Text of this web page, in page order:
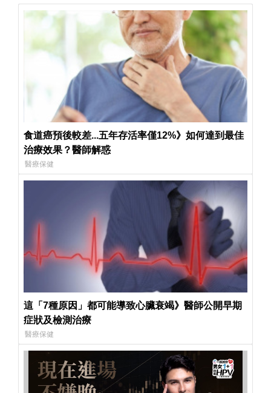
食道癌預後較差...五年存活率僅12%》如何達到最佳
治療效果？醫師解惑
醫療保健
這「7種原因」都可能導致心臟衰竭》醫師公開早期
症狀及檢測治療
醫療保健